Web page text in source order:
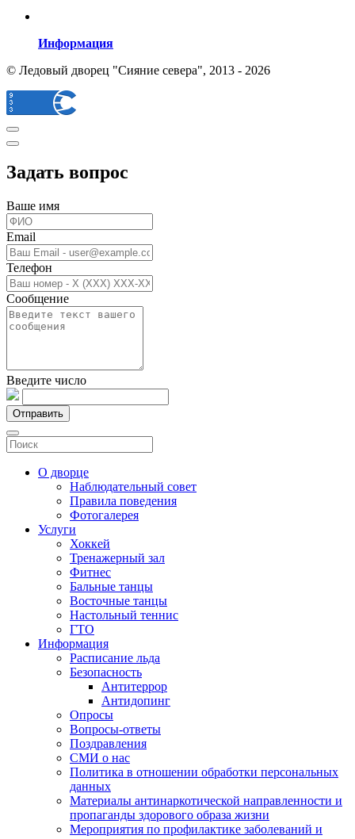
Информация
© Ледовый дворец "Сияние севера", 2013 - 2026
Задать вопрос
Ваше имя
Email
Телефон
Сообщение
Введите число
Отправить
О дворце
Наблюдательный совет
Правила поведения
Фотогалерея
Услуги
Хоккей
Тренажерный зал
Фитнес
Бальные танцы
Восточные танцы
Настольный теннис
ГТО
Информация
Расписание льда
Безопасность
Антитеррор
Антидопинг
Опросы
Вопросы-ответы
Поздравления
СМИ о нас
Политика в отношении обработки персональных
данных
Материалы антинаркотической направленности и
пропаганды здорового образа жизни
Мероприятия по профилактике заболеваний и